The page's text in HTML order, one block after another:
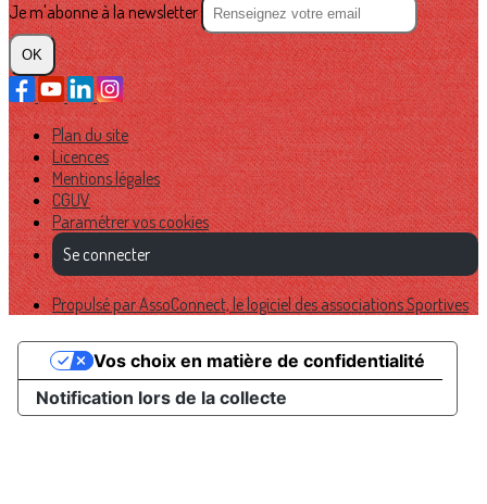
Je m'abonne à la newsletter
OK
Plan du site
Licences
Mentions légales
CGUV
Paramétrer vos cookies
Se connecter
Propulsé par AssoConnect, le logiciel des associations Sportives
Notification lors de la collecte
Vos choix en matière de confidentialité